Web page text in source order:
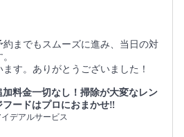
までもスムーズに進み、当日の対
す。ありがとうございました！
加料金一切なし！掃除が大変なレン
フードはプロにおまかせ‼︎
イデアルサービス